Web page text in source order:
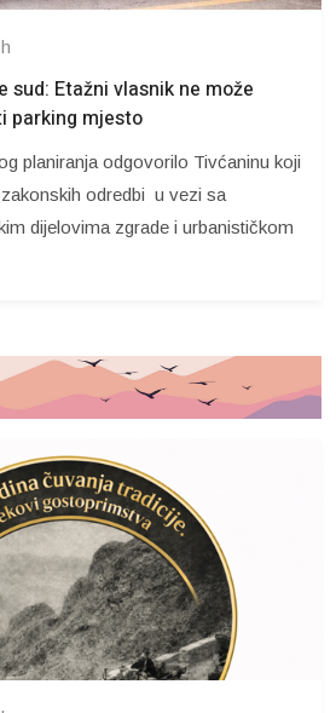
sud: Etažni vlasnik ne može
parking mjesto
planiranja odgovorilo Tivćaninu koji
odredbi u vezi sa
dijelovima zgrade i urbanističkom